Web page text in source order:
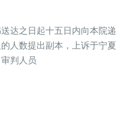
达之日起十五日内向本院递
人数提出副本，上诉于宁夏
判人员